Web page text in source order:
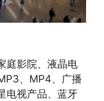
庭影院、液晶电
、MP4、广播
电视产品、蓝牙